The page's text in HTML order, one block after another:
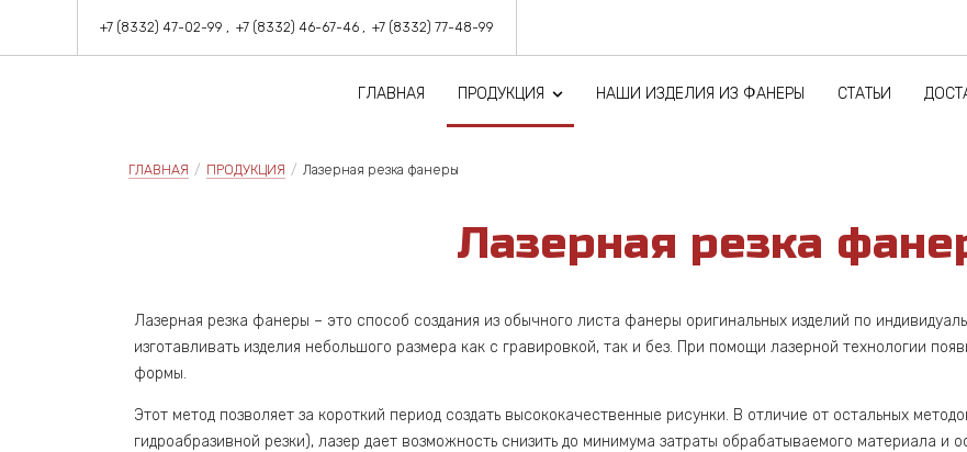
+7 (8332) 47-02-99 +7 (8332) 46-67-46 +7 (8332) 77-48-99
ГЛАВНАЯ ПРОДУКЦИЯ НАШИ ИЗДЕЛИЯ ИЗ ФАНЕРЫ СТАТЬИ
ГЛАВНАЯ / ПРОДУКЦИЯ / Лазерная резка фанеры
Ла­зер­ная рез­ка
Лазерная резка фанеры – это способ создания из обычного листа фанеры оригинальных изделий по
изготавливать изделия небольшого размера как с гравировкой, так и без. При помощи лазерной технологии
формы.
Этот метод позволяет за короткий период создать высококачественные рисунки. В отличие от остальных
гидроабразивной резки), лазер дает возможность снизить до минимума затраты обрабатываемого материала и